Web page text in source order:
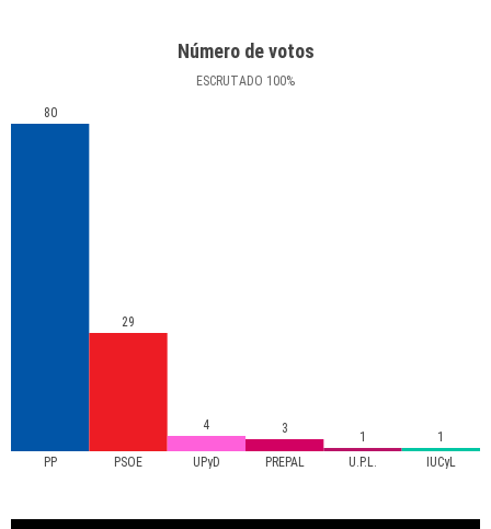
Número de votos
ESCRUTADO 100%
PP PSOE UPyD PREPAL U.P.L. IUCyL
80
29
4 3
1 1